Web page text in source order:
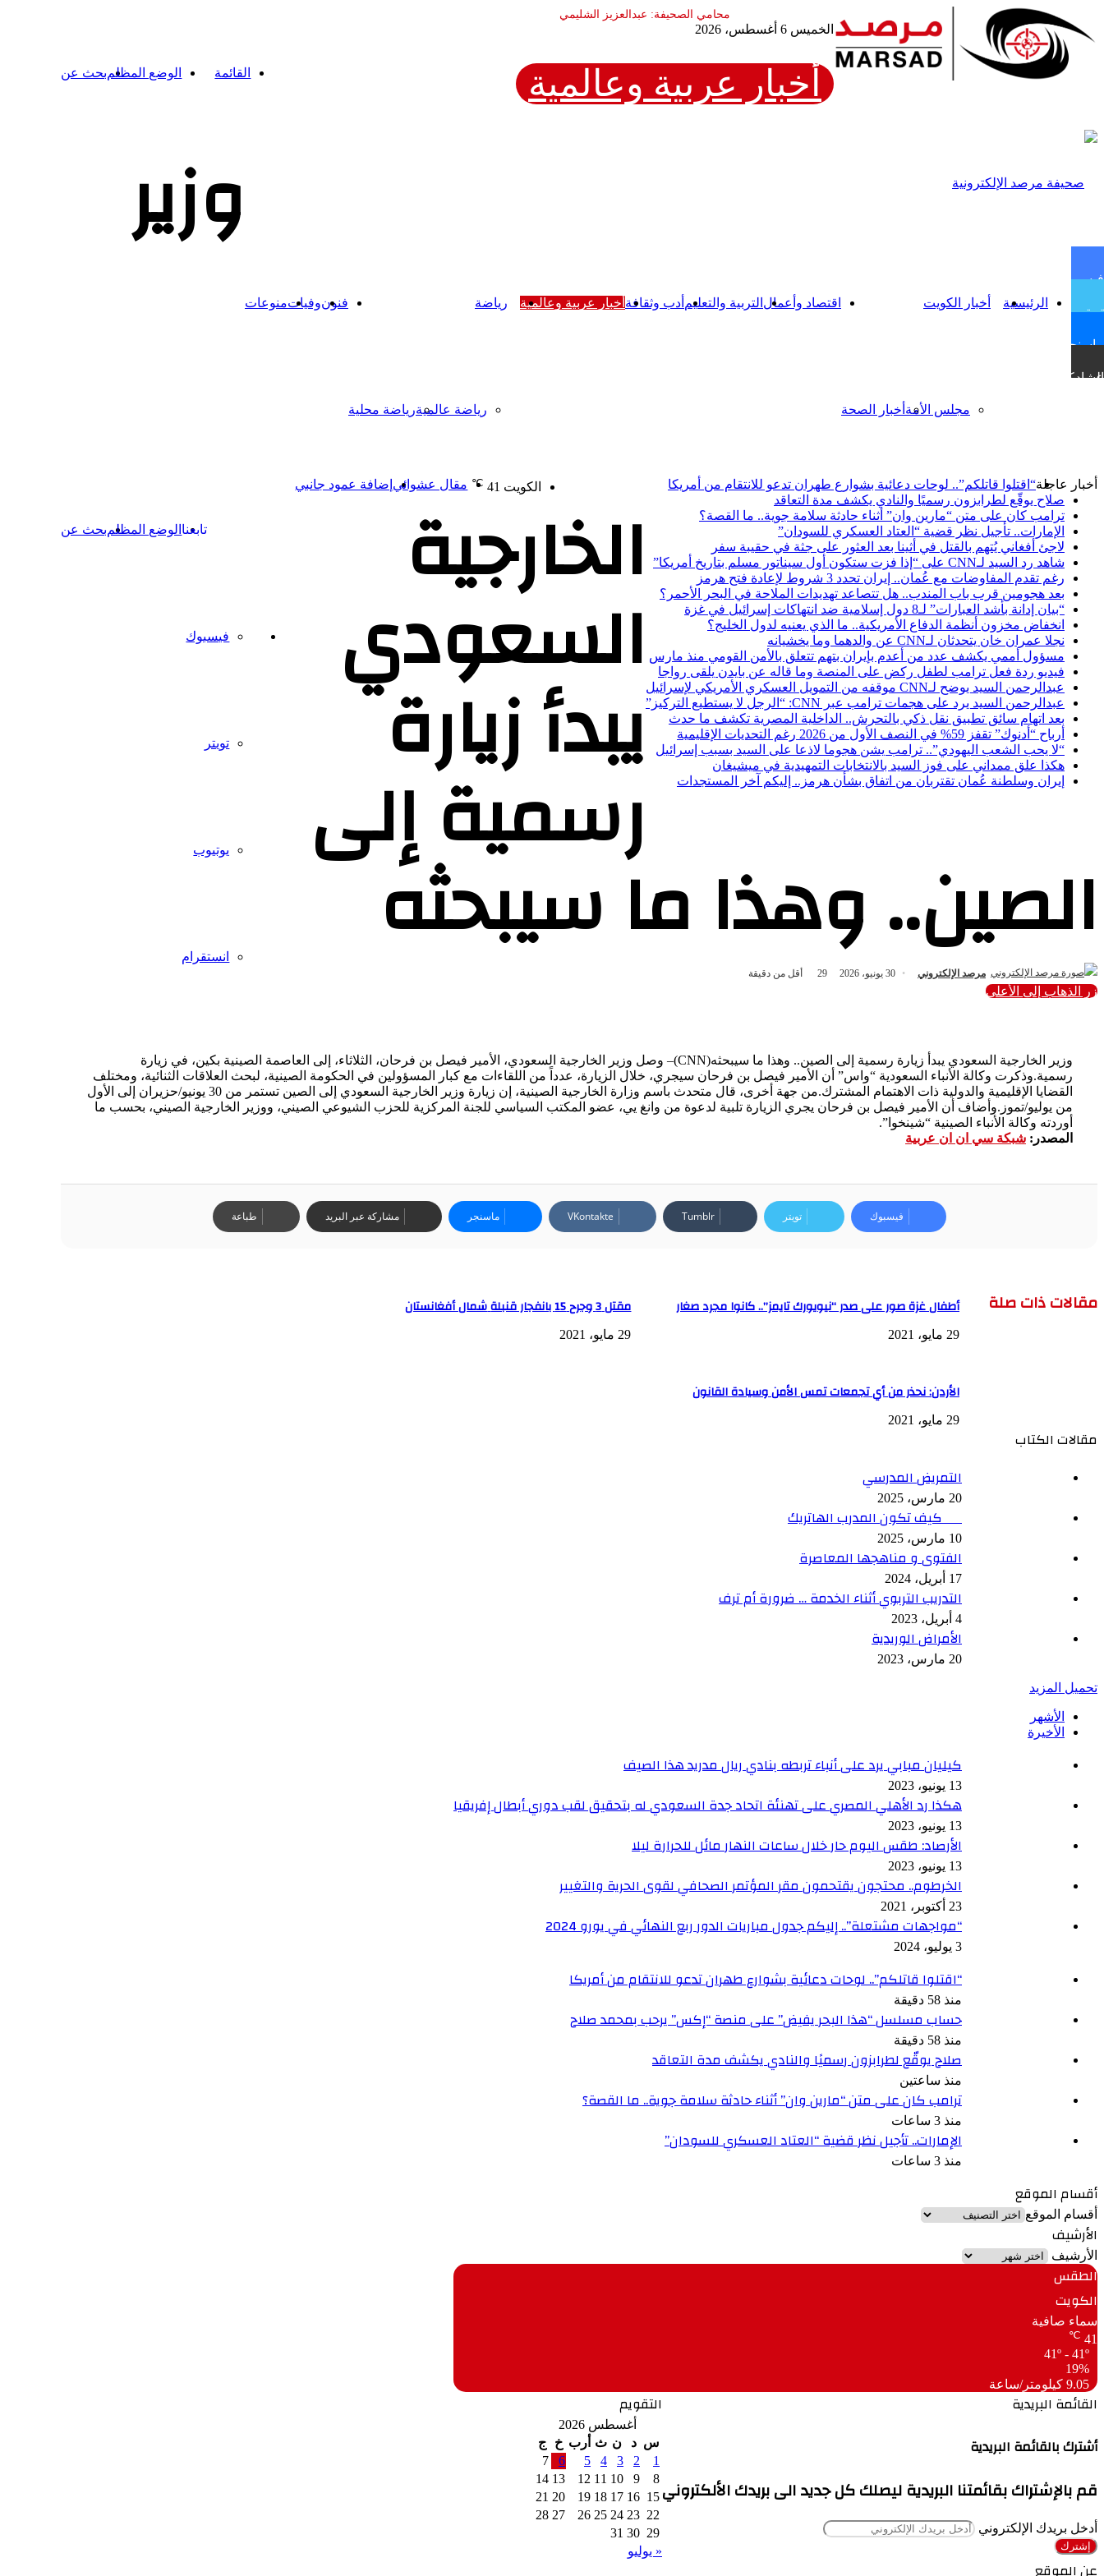
بحث عنالوضع المظلم القائمة
الرئيسية أخبار الكويت
مجلس الأمة أخبار الصحة
اقتصاد وأعمال التربية والتعليم أدب وثقافة أخبار عربية وعالمية رياضة
رياضة عالميةرياضة محلية
فنونوفياتمنوعات
بحث عنالوضع المظلم تابعنا
فيسبوك
تويتر
يوتيوب
انستقرام
الخميس 6 أغسطس، 2026
أخبار عاجلة“اقتلوا قاتلكم”.. لوحات دعائية بشوارع طهران تدعو للانتقام من أمريكا
صلاح يوقّع لطرابزون رسميًا والنادي يكشف مدة التعاقد
ترامب كان على متن “مارين وان” أثناء حادثة سلامة جوية.. ما القصة؟
الإمارات.. تأجيل نظر قضية “العتاد العسكري للسودان”
لاجئ أفغاني يُتهم بالقتل في أثينا بعد العثور على جثة في حقيبة سفر
شاهد رد السيد لـCNN على “إذا فزت ستكون أول سيناتور مسلم بتاريخ أمريكا”
رغم تقدم المفاوضات مع عُمان.. إيران تحدد 3 شروط لإعادة فتح هرمز
بعد هجومين قرب باب المندب.. هل تتصاعد تهديدات الملاحة في البحر الأحمر؟
“بيان إدانة بأشد العبارات” لـ8 دول إسلامية ضد انتهاكات إسرائيل في غزة
انخفاض مخزون أنظمة الدفاع الأمريكية.. ما الذي يعنيه لدول الخليج؟
نجلا عمران خان يتحدثان لـCNN عن والدهما وما يخشيانه
مسؤول أممي يكشف عدد من أعدم بإيران بتهم تتعلق بالأمن القومي منذ مارس
فيديو ردة فعل ترامب لطفل ركض على المنصة وما قاله عن بايدن يلقى رواجا
عبدالرحمن السيد يوضح لـCNN موقفه من التمويل العسكري الأمريكي لإسرائيل
عبدالرحمن السيد يرد على هجمات ترامب عبر CNN: “الرجل لا يستطيع التركيز”
بعد اتهام سائق تطبيق نقل ذكي بالتحرش.. الداخلية المصرية تكشف ما حدث
أرباح “أدنوك” تقفز 59% في النصف الأول من 2026 رغم التحديات الإقليمية
“لا يحب الشعب اليهودي”.. ترامب يشن هجوما لاذعا على السيد بسبب إسرائيل
هكذا علق ممداني على فوز السيد بالانتخابات التمهيدية في ميشيغان
إيران وسلطنة عُمان تقتربان من اتفاق بشأن هرمز.. إليكم آخر المستجدات
إضافة عمود جانبي مقال عشوائي الكويت 41
℃
أخبار عربية وعالمية
وزير
الخارجية
السعودي
يبدأ زيارة
رسمية إلى
الصين.. وهذا ما سيبحثه
مرصد الإلكتروني 30 يونيو، 2026 أقل من دقيقة
وزير الخارجية السعودي يبدأ زيارة رسمية إلى الصين.. وهذا ما سيبحثه(CNN)– وصل وزير الخارجية السعودي، الأمير فيصل بن فرحان، الثلاثاء، إلى العاصمة الصينية بكين، في زيارة
رسمية.وذكرت وكالة الأنباء السعودية “واس” أن الأمير فيصل بن فرحان سيجري، خلال الزيارة، عدداً من اللقاءات مع كبار المسؤولين في الحكومة الصينية، لبحث العلاقات الثنائية، ومختلف
القضايا الإقليمية والدولية ذات الاهتمام المشترك.من جهة أخرى، قال متحدث باسم وزارة الخارجية الصينية، إن زيارة وزير الخارجية السعودي إلى الصين تستمر من 30 يونيو/حزيران إلى الأول
من يوليو/تموز.وأضاف أن الأمير فيصل بن فرحان يجري الزيارة تلبية لدعوة من وانغ يي، عضو المكتب السياسي للجنة المركزية للحزب الشيوعي الصيني، ووزير الخارجية الصيني، بحسب ما
أوردته وكالة الأنباء الصينية “شينخوا”.
المصدر: شبكة سي ان ان عربية
فيسبوك تويتر ‏Tumblr ماسنجر مشاركة عبر البريد طباعة
مقالات ذات صلة أطفال غزة صور على صدر “نيويورك تايمز”.. كانوا مجرد صغار
29 مايو، 2021
مقتل 3 وجرح 15 بانفجار قنبلة‭ ‬شمال أفغانستان
29 مايو، 2021
الأردن: نحذر من أي تجمعات تمس الأمن وسيادة القانون
29 مايو، 2021
مقالات الكتاب
التمريض المدرسي
20 مارس، 2025
كيف تكون المدرب الهاتريك
10 مارس، 2025
الفتوى و مناهجها المعاصرة
17 أبريل، 2024
التدريب التربوي أثناء الخدمة … ضرورة أم ترف
4 أبريل، 2023
الأمراض الوريدية
20 مارس، 2023
تحميل المزيد
الأشهر
الأخيرة
كيليان مبابي يرد على أنباء تربطه بنادي ريال مدريد هذا الصيف
13 يونيو، 2023
هكذا رد الأهلي المصري على تهنئة اتحاد جدة السعودي له بتحقيق لقب دوري أبطال إفريقيا
13 يونيو، 2023
الأرصاد: طقس اليوم حار خلال ساعات النهار مائل للحرارة ليلا
13 يونيو، 2023
الخرطوم.. محتجون يقتحمون مقر المؤتمر الصحافي لقوى الحرية والتغيير
23 أكتوبر، 2021
“مواجهات مشتعلة”.. إليكم جدول مباريات الدور ربع النهائي في يورو 2024
3 يوليو، 2024
“اقتلوا قاتلكم”.. لوحات دعائية بشوارع طهران تدعو للانتقام من أمريكا
منذ 58 دقيقة
حساب مسلسل “هذا البحر يفيض” على منصة “إكس” يرحب بمحمد صلاح
منذ 58 دقيقة
صلاح يوقّع لطرابزون رسميًا والنادي يكشف مدة التعاقد
منذ ساعتين
ترامب كان على متن “مارين وان” أثناء حادثة سلامة جوية.. ما القصة؟
منذ 3 ساعات
الإمارات.. تأجيل نظر قضية “العتاد العسكري للسودان”
منذ 3 ساعات
أقسام الموقع
أقسام الموقع
الأرشيف
الأرشيف
الطقس
الكويت
سماء صافية
41
℃
41º - 41º
19%
9.05 كيلومتر/ساعة
القائمة البريدية
أشترك بالقائمة البريدية
قم بالإشتراك بقائمتنا البريدية ليصلك كل جديد الى بريدك الألكتروني
أدخل بريدك الإلكتروني
التقويم
أغسطس 2026
س د ن ث أرب خ
ج
1
2
3
4
5
6
7
8
9
10
11
12
13
14
15
16
17
18
19
20
21
22
23
24
25
26
27
28
29
30
31
« يوليو
فيسبوك
تويتر
ماسنجر
مشاركة عبر البريد
زر الذهاب إلى الأعلى